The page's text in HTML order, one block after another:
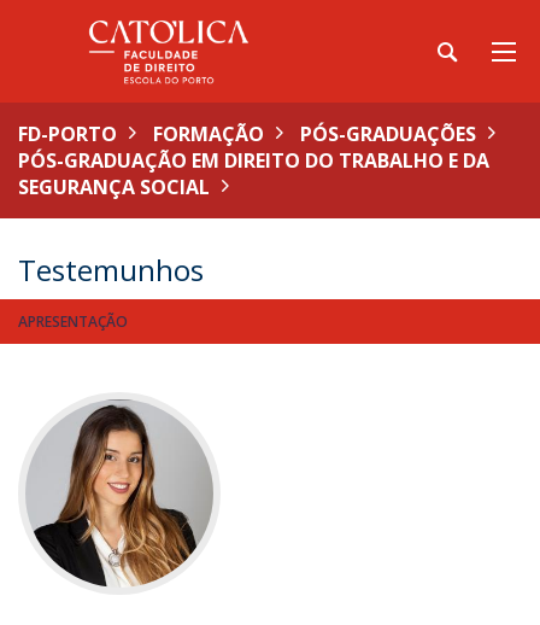
FD-PORTO FORMAÇÃO
PÓS-GRADUAÇÕES
PÓS-GRADUAÇÃO EM DIREITO DO TRABALHO E DA
SEGURANÇA SOCIAL
Testemunhos
APRESENTAÇÃO